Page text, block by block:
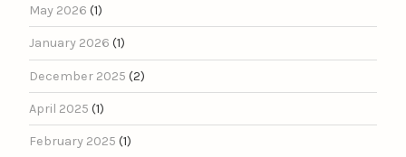
May 2026 (1)
January 2026 (1)
December 2025 (2)
April 2025 (1)
February 2025 (1)